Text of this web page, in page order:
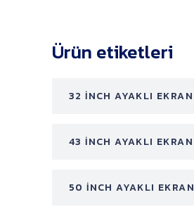
Ürün etiketleri
32 INCH AYAKLI EKRAN
43 INCH AYAKLI EKRAN
50 INCH AYAKLI EKRAN